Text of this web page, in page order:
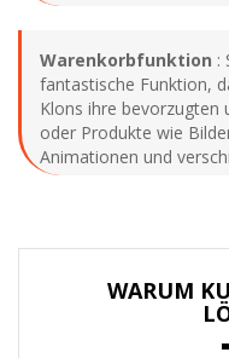
Warenkorbfunktion :
fantastische Funktion,
Klons ihre bevorzugten
oder Produkte wie
Animationen und
WARUM